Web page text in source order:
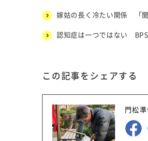
嫁姑の長く冷たい関係 「
認知症は一つではない
この記事をシェアする
門松